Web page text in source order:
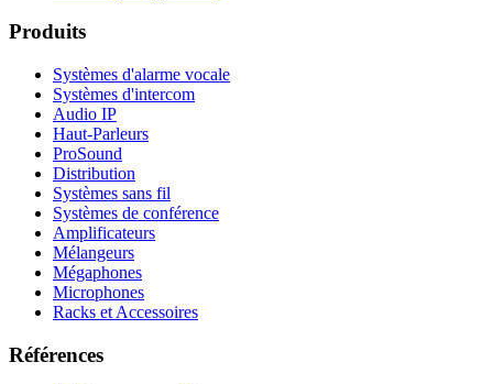
Produits
Systèmes d'alarme vocale
Systèmes d'intercom
Audio IP
Haut-Parleurs
ProSound
Distribution
Systèmes sans fil
Systèmes de conférence
Amplificateurs
Mélangeurs
Mégaphones
Microphones
Racks et Accessoires
Références